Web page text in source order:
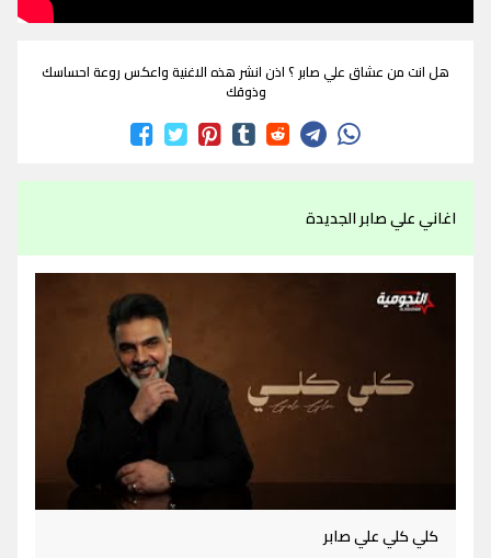
هل انت من عشاق علي صابر ؟ اذن انشر هذه الاغنية واعكس روعة احساسك
وذوقك
اغاني علي صابر الجديدة
كلي كلي علي صابر